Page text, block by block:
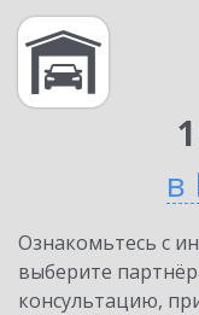
в
Ознакомьтесь с
выберите
консультацию,